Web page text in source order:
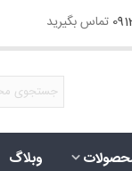
تماس بگیرید
وبلاگ